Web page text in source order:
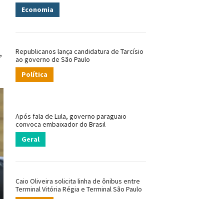
Economia
Republicanos lança candidatura de Tarcísio
ao governo de São Paulo
Política
Após fala de Lula, governo paraguaio
convoca embaixador do Brasil
Geral
Caio Oliveira solicita linha de ônibus entre
Terminal Vitória Régia e Terminal São Paulo